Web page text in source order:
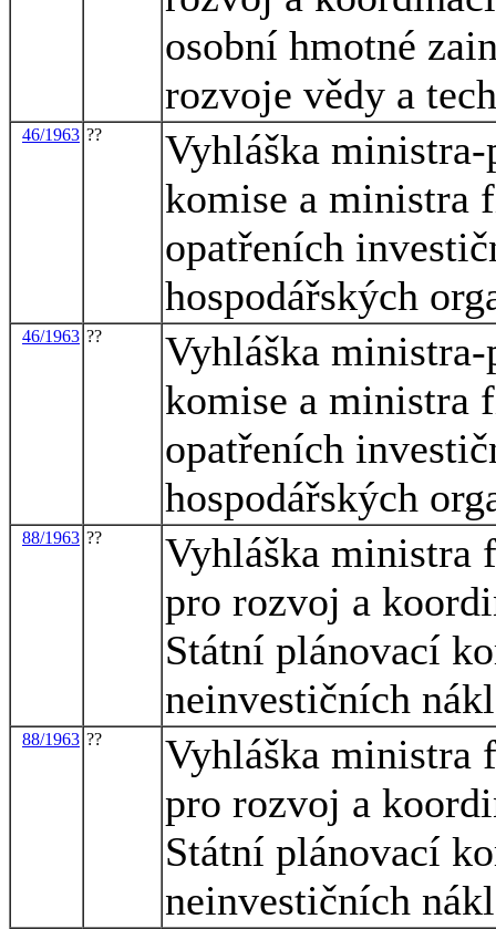
osobní hmotné
rozvoje vědy a
46/1963 ??
Vyhláška
komise a ministra
opatřeních
hospodářských
46/1963 ??
Vyhláška
komise a ministra
opatřeních
hospodářských
88/1963 ??
Vyhláška ministra
pro rozvoj a
Státní plánovací
neinvestičních
88/1963 ??
Vyhláška ministra
pro rozvoj a
Státní plánovací
neinvestičních